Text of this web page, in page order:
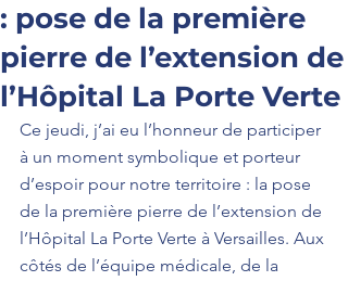
: pose de la première
pierre de l’extension de
l’Hôpital La Porte Verte
Ce jeudi, j’ai eu l’honneur de participer
à un moment symbolique et porteur
d’espoir pour notre territoire : la pose
de la première pierre de l’extension de
l’Hôpital La Porte Verte à Versailles. Aux
côtés de l’équipe médicale, de la